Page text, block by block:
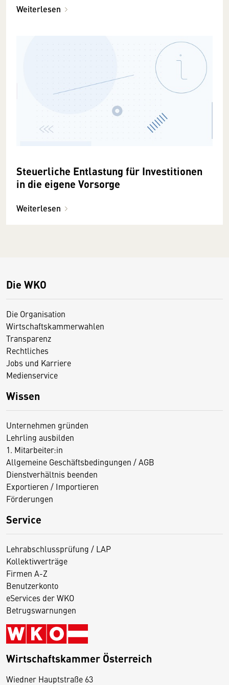
Weiterlesen
Steuerliche Entlastung für Investitionen
in die eigene Vorsorge
Weiterlesen
Die WKO
Die Organisation
Wirtschaftskammerwahlen
Transparenz
Rechtliches
Jobs und Karriere
Medienservice
Wissen
Unternehmen gründen
Lehrling ausbilden
1. Mitarbeiter:in
Allgemeine Geschäftsbedingungen / AGB
Dienstverhältnis beenden
Exportieren / Importieren
Förderungen
Service
Lehrabschlussprüfung / LAP
Kollektivverträge
Firmen A-Z
Benutzerkonto
eServices der WKO
Betrugswarnungen
Wirtschaftskammer Österreich
Wiedner Hauptstraße 63
D